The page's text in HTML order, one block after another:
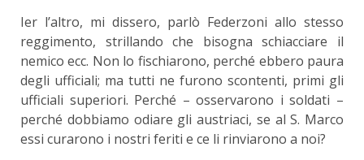
Ier l’altro, mi dissero, parlò Federzoni allo stesso
reggimento, strillando che bisogna schiacciare il
nemico ecc. Non lo fischiarono, perché ebbero paura
degli ufficiali; ma tutti ne furono scontenti, primi gli
ufficiali superiori. Perché – osservarono i soldati –
perché dobbiamo odiare gli austriaci, se al S. Marco
essi curarono i nostri feriti e ce li rinviarono a noi?